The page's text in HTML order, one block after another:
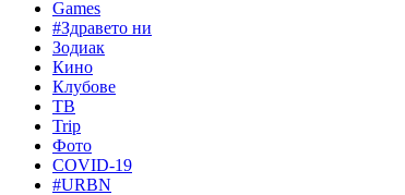
Games
#Здравето ни
Зодиак
Кино
Клубове
ТВ
Trip
Фото
COVID-19
#URBN